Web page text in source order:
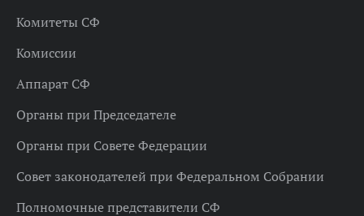
Комитеты СФ
Комиссии
Аппарат СФ
Органы при Председателе
Органы при Совете Федерации
Совет законодателей при Федеральном Собрании
Полномочные представители СФ